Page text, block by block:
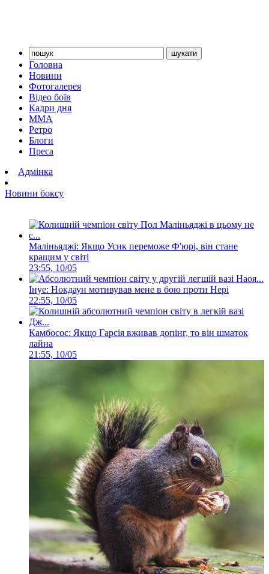
Головна
Новини
Фотогалерея
Відео боїв
Кадри дня
ММА
Ретро
Блоги
Преса
Адмінка
Новини боксу
Маліньяджі: Якщо Усик переможе Ф'юрі, він стане
кращим у світі
23:55, 10/05
Інуе: Нокдаун мотивував мене в бою проти Нері
22:55, 10/05
Камбосос: Якщо Гарсія вживав допінг, то він шматок
лайна
21:55, 10/05